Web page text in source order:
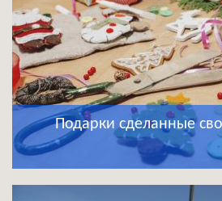
Подарки сделанные